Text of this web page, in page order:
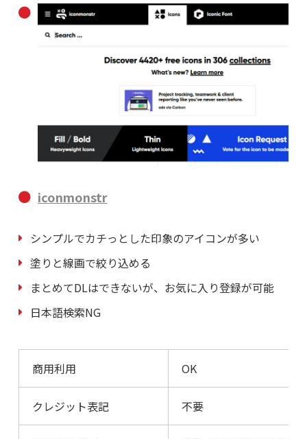
iconmonstr
シンプルでカチっとした印象のアイコンが多い
塗りと線画で絞り込める
まとめてDLはできないが、お気に入り登録が可能
日本語検索NG
商用利用 OK
クレジット表記 不要